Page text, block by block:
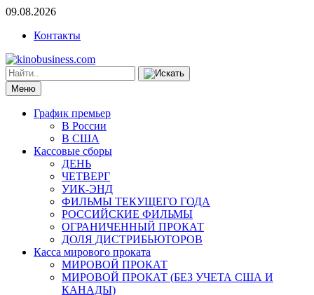
09.08.2026
Контакты
Меню
График премьер
В России
В США
Кассовые сборы
ДЕНЬ
ЧЕТВЕРГ
УИК-ЭНД
ФИЛЬМЫ ТЕКУЩЕГО ГОДА
РОССИЙСКИЕ ФИЛЬМЫ
ОГРАНИЧЕННЫЙ ПРОКАТ
ДОЛЯ ДИСТРИБЬЮТОРОВ
Касса мирового проката
МИРОВОЙ ПРОКАТ
МИРОВОЙ ПРОКАТ (БЕЗ УЧЕТА США И
КАНАДЫ)